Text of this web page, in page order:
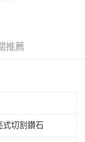
推薦
式切割鑽石